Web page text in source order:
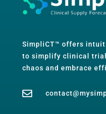
SimpliCT™ offers
to simplify clinical
chaos and embrace
